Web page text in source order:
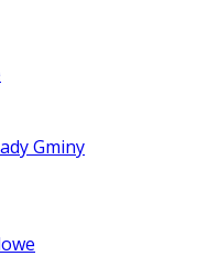
Gminy